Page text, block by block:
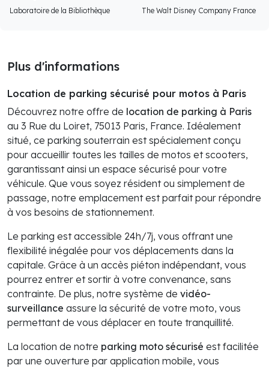
Laboratoire de la Bibliothèque
The Walt Disney Company France
Plus d'informations
Location de parking sécurisé pour motos à Paris
Découvrez notre offre de location de parking à Paris
au 3 Rue du Loiret, 75013 Paris, France. Idéalement
situé, ce parking souterrain est spécialement conçu
pour accueillir toutes les tailles de motos et scooters,
garantissant ainsi un espace sécurisé pour votre
véhicule. Que vous soyez résident ou simplement de
passage, notre emplacement est parfait pour répondre
à vos besoins de stationnement.
Le parking est accessible 24h/7j, vous offrant une
flexibilité inégalée pour vos déplacements dans la
capitale. Grâce à un accès piéton indépendant, vous
pourrez entrer et sortir à votre convenance, sans
contrainte. De plus, notre système de vidéo-
surveillance assure la sécurité de votre moto, vous
permettant de vous déplacer en toute tranquillité.
La location de notre parking moto sécurisé est facilitée
par une ouverture par application mobile, vous